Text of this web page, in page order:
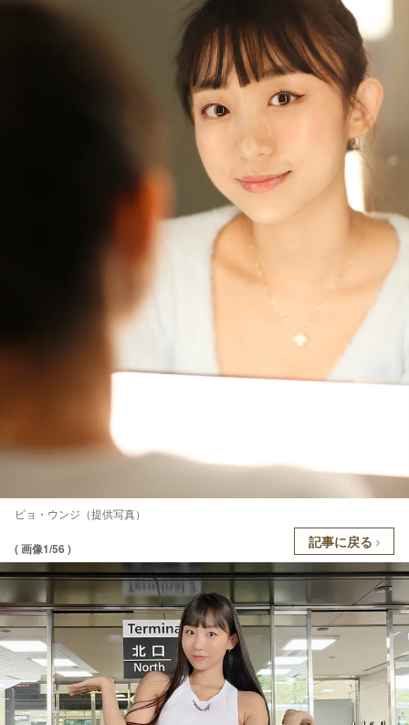
ピョ・ウンジ（提供写真）
( 画像1/56 ) 記事に戻る